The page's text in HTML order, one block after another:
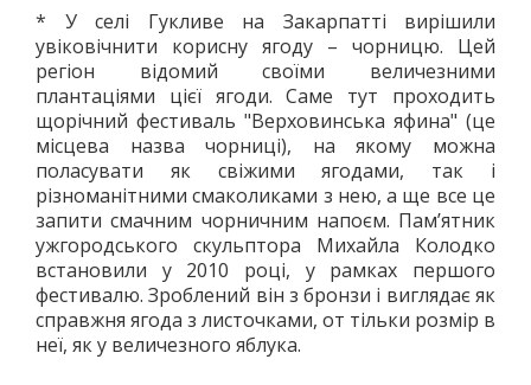
* У селі Гукливе на Закарпатті вирішили
увіковічнити корисну ягоду – чорницю. Цей
регіон відомий своїми величезними
плантаціями цієї ягоди. Саме тут проходить
щорічний фестиваль "Верховинська яфина" (це
місцева назва чорниці), на якому можна
поласувати як свіжими ягодами, так і
різноманітними смаколиками з нею, а ще все це
запити смачним чорничним напоєм. Пам’ятник
ужгородського скульптора Михайла Колодко
встановили у 2010 році, у рамках першого
фестивалю. Зроблений він з бронзи і виглядає як
справжня ягода з листочками, от тільки розмір в
неї, як у величезного яблука.